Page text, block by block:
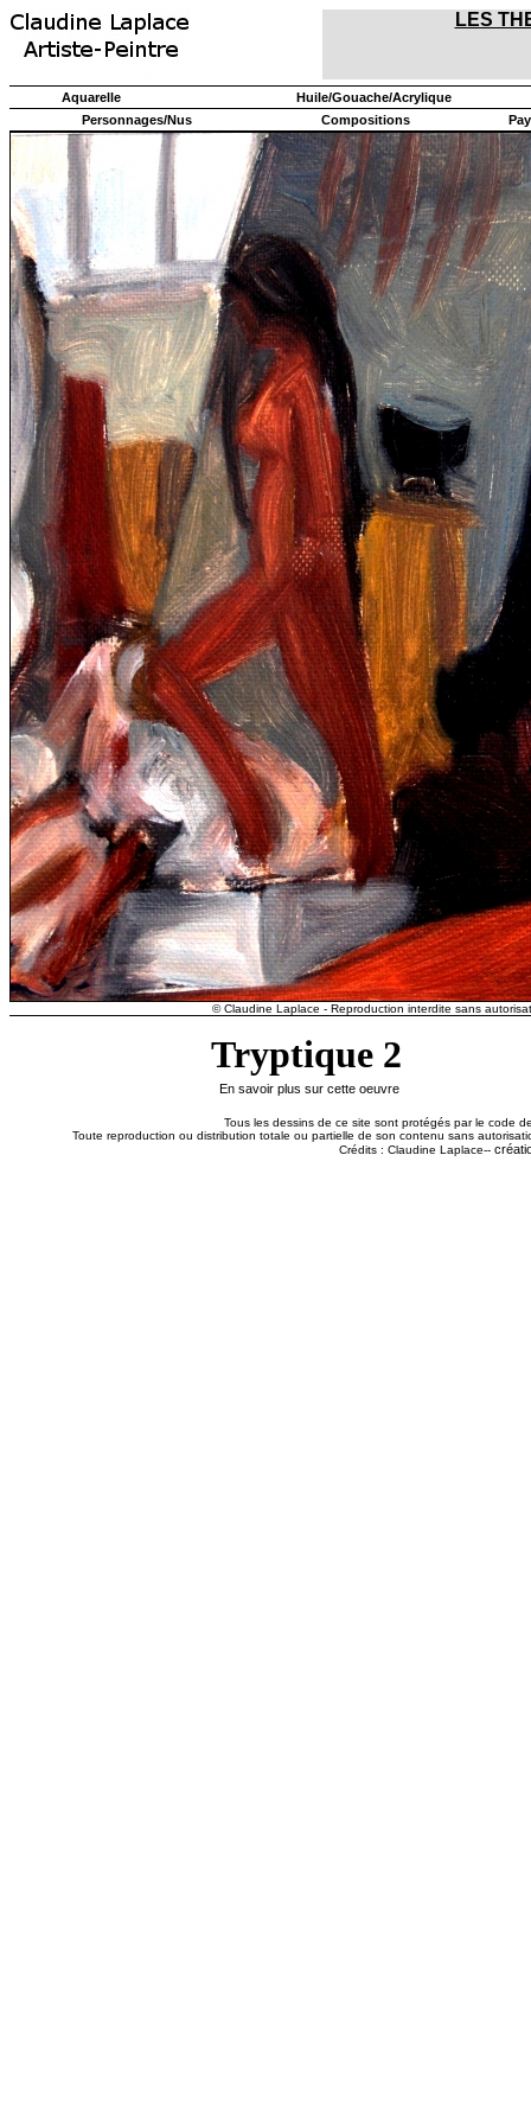
LES
Aquarelle
Huile/Gouache/Acrylique
Personnages/Nus
Compositions
© Claudine Laplace - Reproduction interdite sans
Tryptique 2
En savoir plus sur cette oeuvre
Tous les dessins de ce site sont protégés par le code
Toute reproduction ou distribution totale ou partielle de son contenu sans
Crédits : Claudine Laplace--